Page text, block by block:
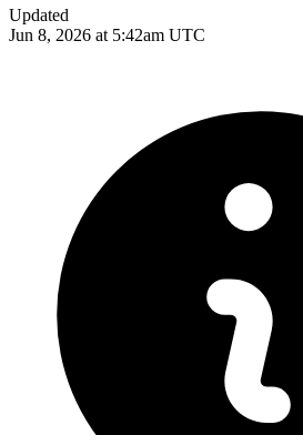
Updated
Jun 8, 2026 at 5:42am UTC